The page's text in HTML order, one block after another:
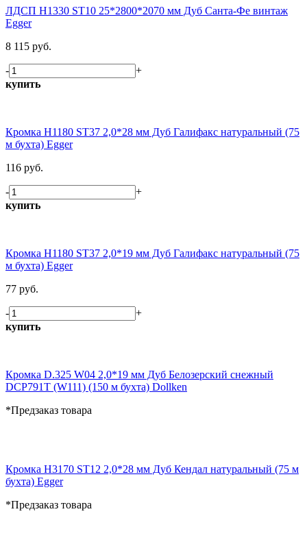
ЛДСП H1330 ST10 25*2800*2070 мм Дуб Санта-Фе винтаж
Egger
8 115 руб.
-
+
купить
Кромка H1180 ST37 2,0*28 мм Дуб Галифакс натуральный (75
м бухта) Egger
116 руб.
-
+
купить
Кромка H1180 ST37 2,0*19 мм Дуб Галифакс натуральный (75
м бухта) Egger
77 руб.
-
+
купить
Кромка D.325 W04 2,0*19 мм Дуб Белозерский снежный
DCP791T (W111) (150 м бухта) Dollken
*Предзаказ товара
Кромка H3170 ST12 2,0*28 мм Дуб Кендал натуральный (75 м
бухта) Egger
*Предзаказ товара